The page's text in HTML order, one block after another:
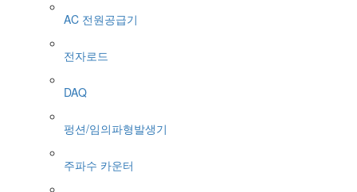
AC 전원공급기
전자로드
DAQ
펑션/임의파형발생기
주파수 카운터